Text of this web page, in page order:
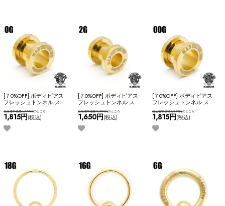
[７0%OFF] ボディピアス
フレッシュトンネル スタ
イリッシュ ブランドロゴ
入り MADC ステンレス シ
ンプル かっこいい ネコポ
スOK
当店通常価格6,050円のところ
1,815円(税込)
[７0%OFF] ボディピアス
フレッシュトンネル スタ
イリッシュ ブランドロゴ
入り MADC ステンレス シ
ンプル かっこいい ネコポ
スOK
当店通常価格5,500円のところ
1,650円(税込)
[７0%OFF] ボディピアス
フレッシュトンネル スタ
イリッシュ ブランドロゴ
入り MADC ステンレス シ
ンプル かっこいい ネコポ
スOK
当店通常価格6,050円のところ
1,815円(税込)